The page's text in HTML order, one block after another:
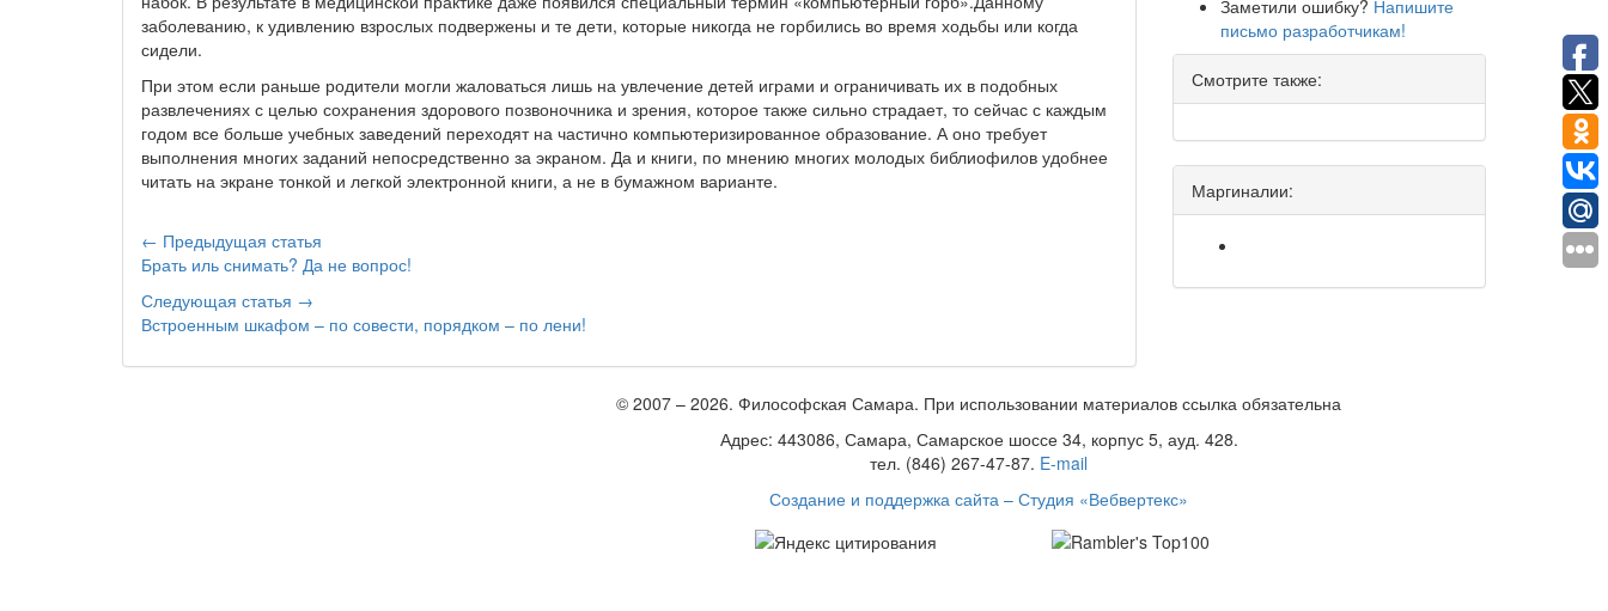
заболеванию, к удивлению взрослых подвержены и те дети, которые никогда не горбились во время ходьбы или когда
сидели.
При этом если раньше родители могли жаловаться лишь на увлечение детей играми и ограничивать их в подобных
развлечениях с целью сохранения здорового позвоночника и зрения, которое также сильно страдает, то сейчас с каждым
годом все больше учебных заведений переходят на частично компьютеризированное образование. А оно требует
выполнения многих заданий непосредственно за экраном. Да и книги, по мнению многих молодых библиофилов удобнее
читать на экране тонкой и легкой электронной книги, а не в бумажном варианте.
← Предыдущая статья
Брать иль снимать? Да не вопрос!
Следующая статья →
Встроенным шкафом – по совести, порядком – по лени!
Заметили ошибку? Напишите
письмо разработчикам!
Смотрите также:
Маргиналии:
© 2007 – 2026. Философская Самара. При использовании материалов ссылка обязательна
Адрес: 443086, Самара, Самарское шоссе 34, корпус 5, ауд. 428.
тел. (846) 267-47-87. E-mail
Создание и поддержка сайта – Студия «Вебвертекс»